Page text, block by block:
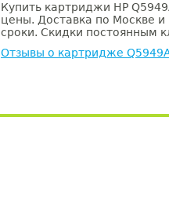
Купить картриджи HP
цены. Доставка по Москве и
сроки. Скидки постоянным
Отзывы о картридже